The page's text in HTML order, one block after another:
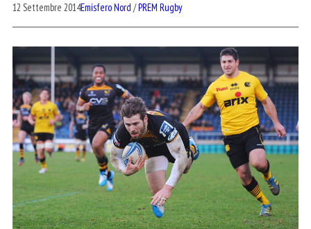
12 Settembre 2014Emisfero Nord /PREM Rugby